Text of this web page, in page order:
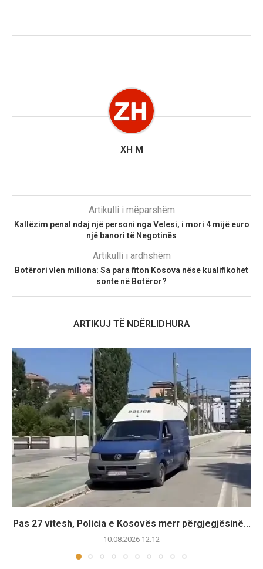
XH M
Artikulli i mëparshëm
Kallëzim penal ndaj një personi nga Velesi, i mori 4 mijë euro
një banori të Negotinës
Artikulli i ardhshëm
Botërori vlen miliona: Sa para fiton Kosova nëse kualifikohet
sonte në Botëror?
ARTIKUJ TË NDËRLIDHURA
Pas 27 vitesh, Policia e Kosovës merr përgjegjësinë...
10.08.2026 12:12